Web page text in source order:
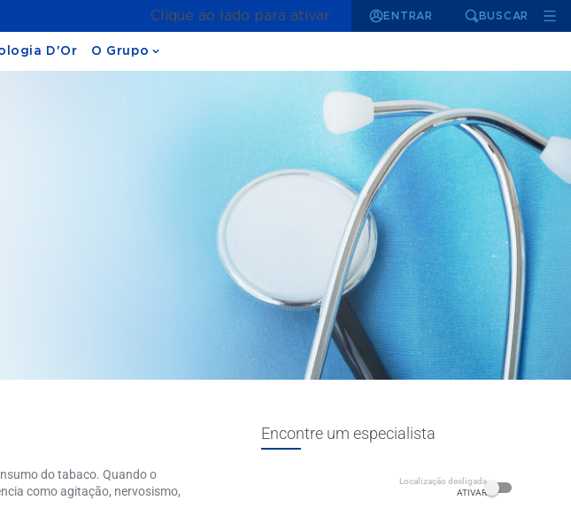
Clique ao lado para ativar ENTRAR BUSCAR
D'Or O Grupo
do tabaco. Quando o
como agitação, nervosismo,
Encontre um especialista
Localização desligada
ATIVAR